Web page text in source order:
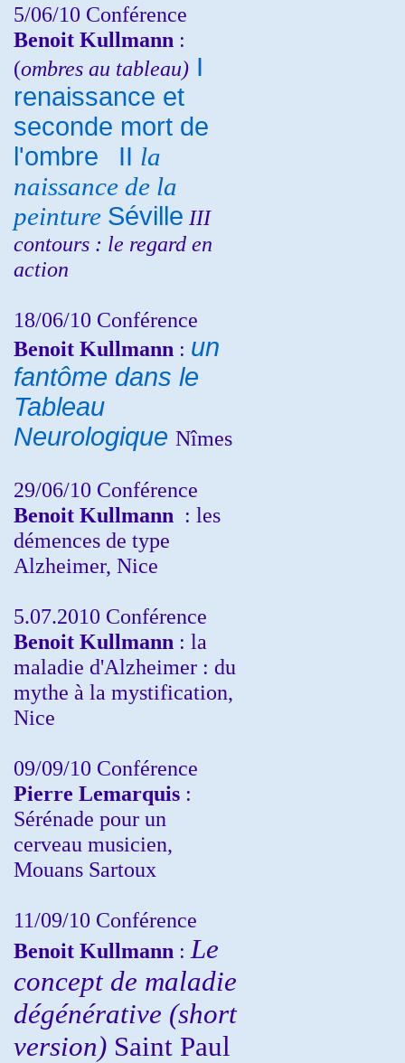
5/06/10 Conférence
Benoit Kullmann :
(ombres au tableau) I
renaissance et
seconde mort de
l'ombre
II la
naissance de la
peinture Séville III
contours : le regard en
action
18/06/10 Conférence
Benoit Kullmann : un
fantôme dans le
Tableau
Neurologique Nîmes
29/06/10 Conférence
Benoit Kullmann : les
démences de type
Alzheimer, Nice
5.07.2010 Conférence
Benoit Kullmann : la
maladie d'Alzheimer : du
mythe à la mystification,
Nice
09/09/10 Conférence
Pierre Lemarquis :
Sérénade pour un
cerveau musicien,
Mouans Sartoux
11/09/10 Conférence
Benoit Kullmann : Le
concept de maladie
dégénérative (short
version) Saint Paul